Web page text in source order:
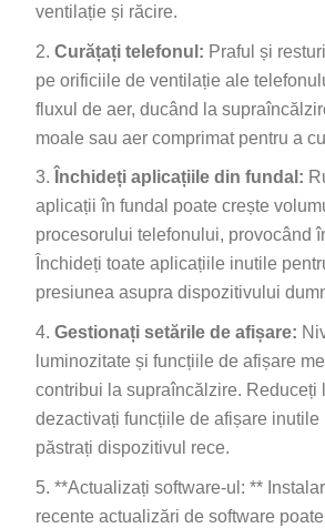
ventilație și răcire.
Curățați telefonul: Praful și
pe orificiile de ventilație ale
fluxul de aer, ducând la
moale sau aer comprimat pentru a
Închideți aplicațiile din fundal:
aplicații în fundal poate crește
procesorului telefonului, provocând
Închideți toate aplicațiile inutile
presiunea asupra dispozitivului
Gestionați setările de afișare:
luminozitate și funcțiile de afișare
contribui la supraîncălzire. Reduceți
dezactivați funcțiile de afișare inutile
păstrați dispozitivul rece.
**Actualizați software-ul: **
recente actualizări de software